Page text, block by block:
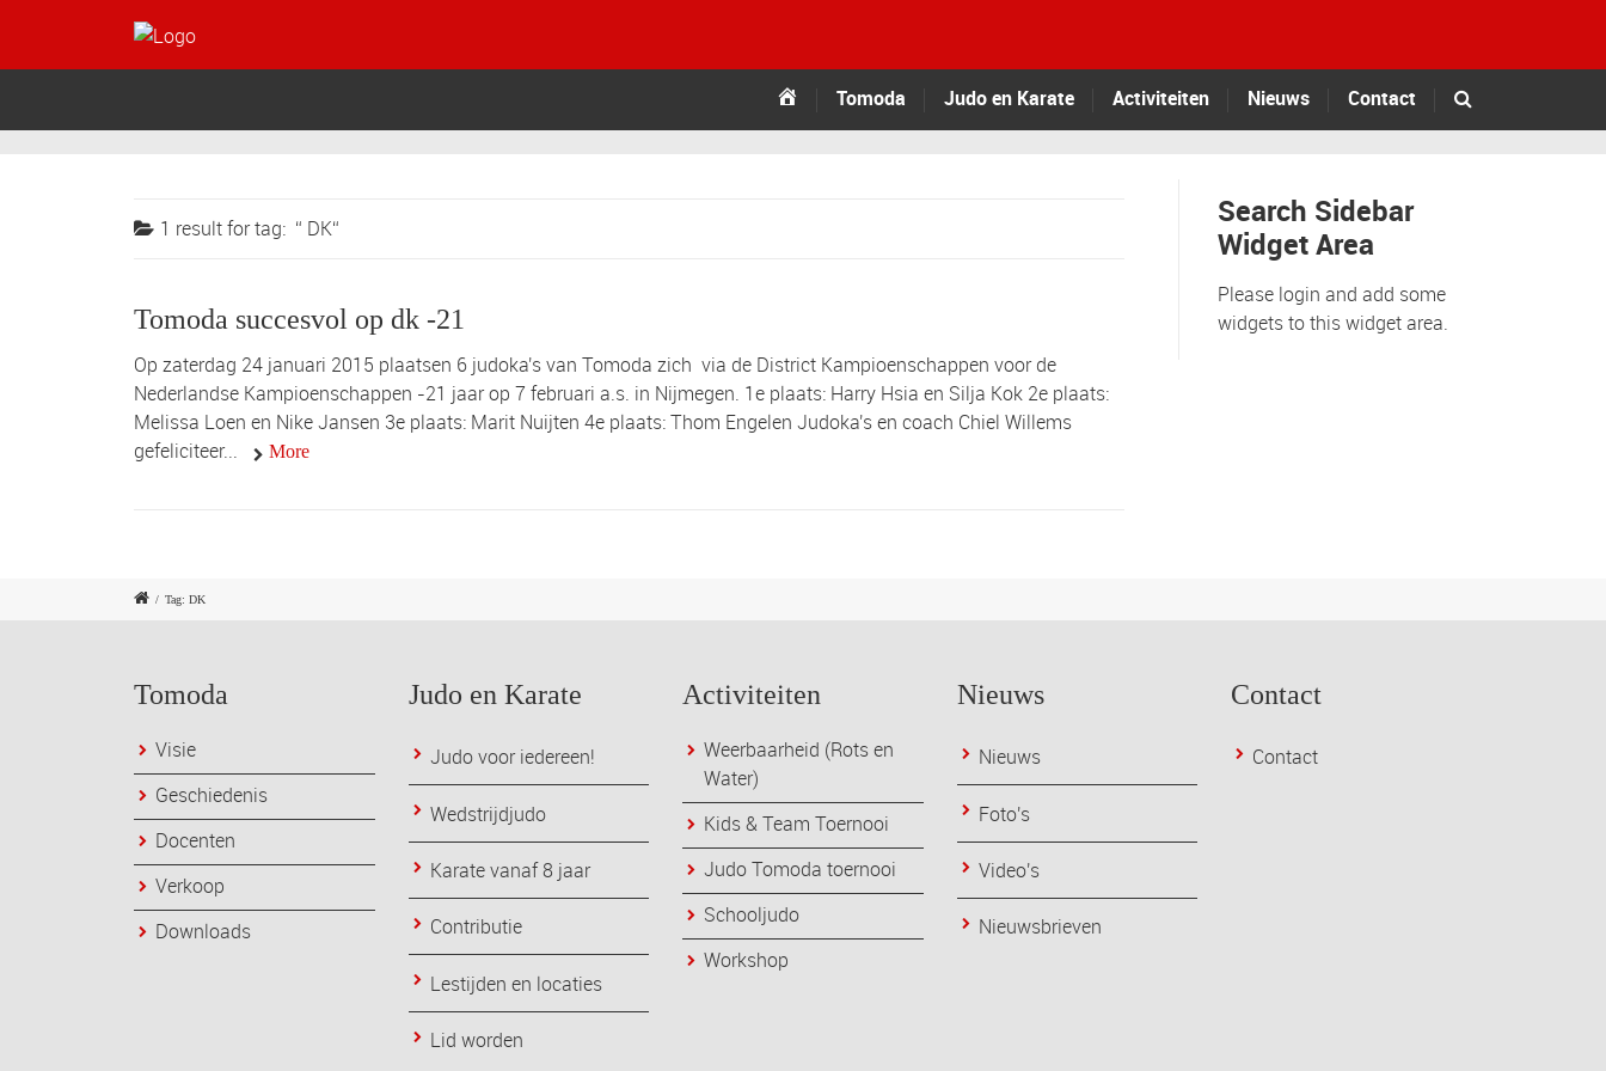
TomodaTomoda Judo en Karate Activiteiten Nieuws Contact
1 result fortag: DK
Tomoda succesvol op dk -21
Op zaterdag 24 januari 2015 plaatsen 6 judoka's van Tomoda zich via de District Kampioenschappen voor de
Nederlandse Kampioenschappen -21 jaar op 7 februari a.s. in Nijmegen. 1e plaats: Harry Hsia en Silja Kok 2e plaats:
Melissa Loen en Nike Jansen 3e plaats: Marit Nuijten 4e plaats: Thom Engelen Judoka's en coach Chiel Willems
gefeliciteer...
More
Search Sidebar
Widget Area
Please login and add some
widgets to this widget area.
/ Tag: DK
Tomoda
Visie
Geschiedenis
Docenten
Verkoop
Downloads
Judo en Karate
Judo voor iedereen!
Wedstrijdjudo
Karate vanaf 8 jaar
Contributie
Lestijden en locaties
Lid worden
Activiteiten
Weerbaarheid (Rots en
Water)
Kids & Team Toernooi
Judo Tomoda toernooi
Schooljudo
Workshop
Nieuws
Nieuws
Foto's
Video's
Nieuwsbrieven
Contact
Contact